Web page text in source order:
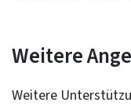
Weitere
Weitere